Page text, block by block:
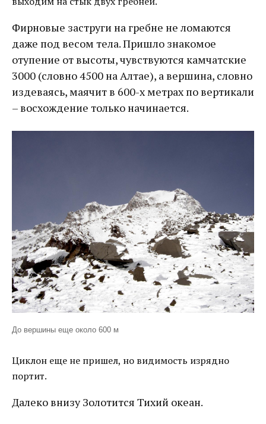
Фирновые заструги на гребне не ломаются
даже под весом тела. Пришло знакомое
отупение от высоты, чувствуются камчатские
3000 (словно 4500 на Алтае), а вершина, словно
издеваясь, маячит в 600-х метрах по вертикали
– восхождение только начинается.
До вершины еще около 600 м
Циклон еще не пришел, но видимость изрядно
портит.
Далеко внизу Золотится Тихий океан.